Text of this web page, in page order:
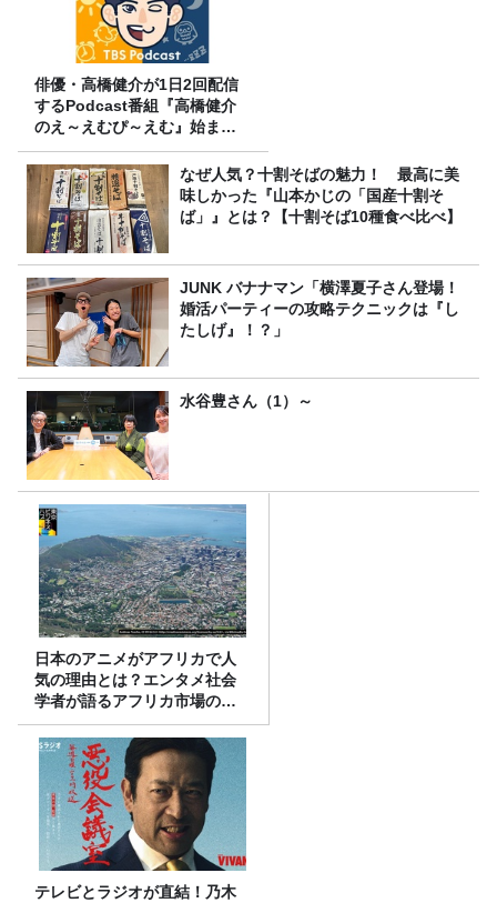
俳優・高橋健介が1日2回配信
するPodcast番組『高橋健介
のえ～えむぴ～えむ』始まり
ます
なぜ人気？十割そばの魅力！ 最高に美
味しかった『山本かじの「国産十割そ
ば」』とは？【十割そば10種食べ比べ】
JUNK バナナマン「横澤夏子さん登場！
婚活パーティーの攻略テクニックは『し
たしげ』！？」
水谷豊さん（1）～
日本のアニメがアフリカで人
気の理由とは？エンタメ社会
学者が語るアフリカ市場のリ
アル
テレビとラジオが直結！乃木